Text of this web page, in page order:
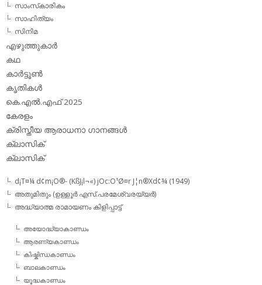
സാംസ്‌കാരികം
സാഹിത്യം
സിനിമ
എഴുത്തുകാര്‍
കഥ
കാര്‍ട്ടൂണ്‍
കൃതികള്‍
കെ.എല്‍.എഫ് 2025
കേരളം
ക്രിസ്തീയ ആരാധനാ ഗാനങ്ങള്‍
ക്ലാസിക്‌
ക്ലാസിക്
d¡T¤¼ d¢m¡O®- (KßJ¡l¬«) jOc:O¹Ø¤r J¦n®Xd¢¾ (1949)
അതുമിതും (ഉള്ളൂര്‍ എസ്.പരമേശ്വരയ്യര്‍)
അദ്ധ്യാത്മ രാമായണം കിളിപ്പാട്ട്‌
അയോദ്ധ്യാകാണ്ഡം
ആരണ്യകാണ്ഡം
കിഷ്കിന്ധകാണ്ഡം
ബാലകാണ്ഡം
യൂദ്ധകാണ്ഡം